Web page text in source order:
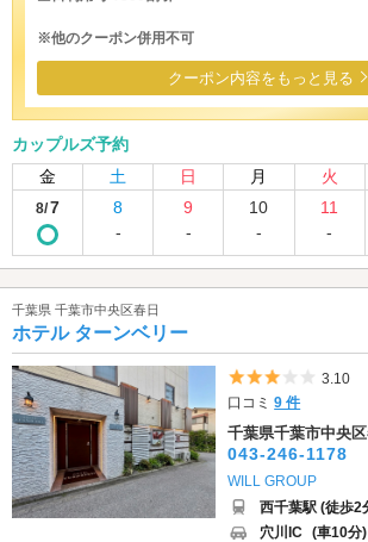
※他のクーポン併用不可
クーポン内容をもっと見る
カップルズ予約
金
土 日 月 火
8/7
8
-
9
-
10
-
11
-
千葉県 千葉市中央区春日
ホテル ターンベリー
5つ星
3.10
口コミ9 件
千葉県千葉市中央
043-246-1178
WILL GROUP
西千葉駅 (徒歩2
穴川IC (車10分)